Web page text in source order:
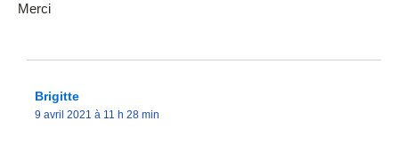
Merci
Brigitte
9 avril 2021 à 11 h 28 min